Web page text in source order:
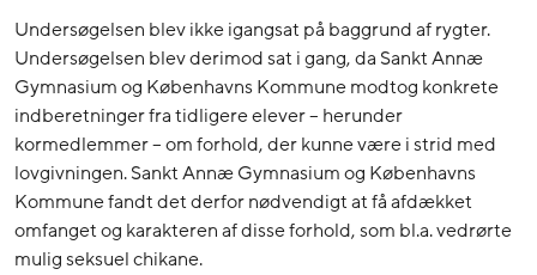
Undersøgelsen blev ikke igangsat på baggrund af rygter.
Undersøgelsen blev derimod sat i gang, da Sankt Annæ
Gymnasium og Københavns Kommune modtog konkrete
indberetninger fra tidligere elever – herunder
kormedlemmer – om forhold, der kunne være i strid med
lovgivningen. Sankt Annæ Gymnasium og Københavns
Kommune fandt det derfor nødvendigt at få afdækket
omfanget og karakteren af disse forhold, som bl.a. vedrørte
mulig seksuel chikane.